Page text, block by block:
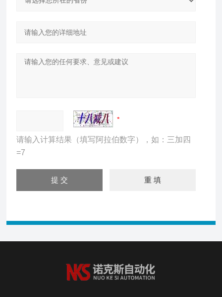
请输入计算结果（填写阿拉伯数字），如：三加四
=7